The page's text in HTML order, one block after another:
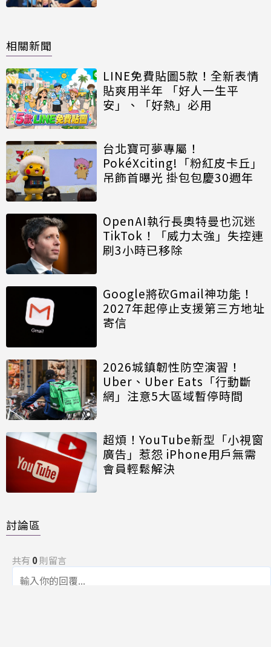
相關新聞
LINE免費貼圖5款！全新表情
貼爽用半年 「好人一生平
安」、「好熱」必用
台北寶可夢專屬！
PokéXciting!「粉紅皮卡丘」
吊飾首曝光 掛包包慶30週年
OpenAI執行長奧特曼也沉迷
TikTok！「威力太強」失控連
刷3小時已移除
Google將砍Gmail神功能！
2027年起停止支援第三方地址
寄信
2026城鎮韌性防空演習！
Uber、Uber Eats「行動斷
網」注意5大區域暫停時間
超煩！YouTube新型「小視窗
廣告」惹怨 iPhone用戶無需
會員輕鬆解決
討論區
共有 0則留言